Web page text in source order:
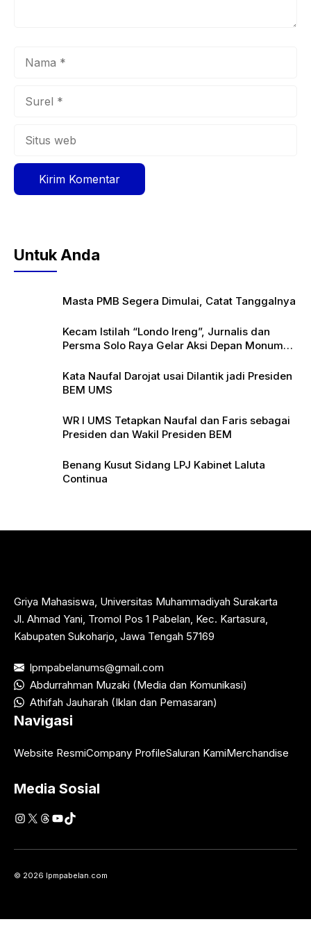
Untuk Anda
Masta PMB Segera Dimulai, Catat Tanggalnya
Kecam Istilah “Londo Ireng”, Jurnalis dan
Persma Solo Raya Gelar Aksi Depan Monumen
Kata Naufal Darojat usai Dilantik jadi Presiden
BEM UMS
WR I UMS Tetapkan Naufal dan Faris sebagai
Presiden dan Wakil Presiden BEM
Benang Kusut Sidang LPJ Kabinet Laluta
Continua
Griya Mahasiswa, Universitas Muhammadiyah Surakarta
Jl. Ahmad Yani, Tromol Pos 1 Pabelan, Kec. Kartasura,
Kabupaten Sukoharjo, Jawa Tengah 57169
lpmpabelanums@gmail.com
Abdurrahman Muzaki (Media dan Komunikasi)
Athifah Jauharah (Iklan dan Pemasaran)
Navigasi
Website ResmiCompany ProfileSaluran KamiMerchandise
Media Sosial
Instagram
X Threads
YouTube
TikTok
© 2026 lpmpabelan.com